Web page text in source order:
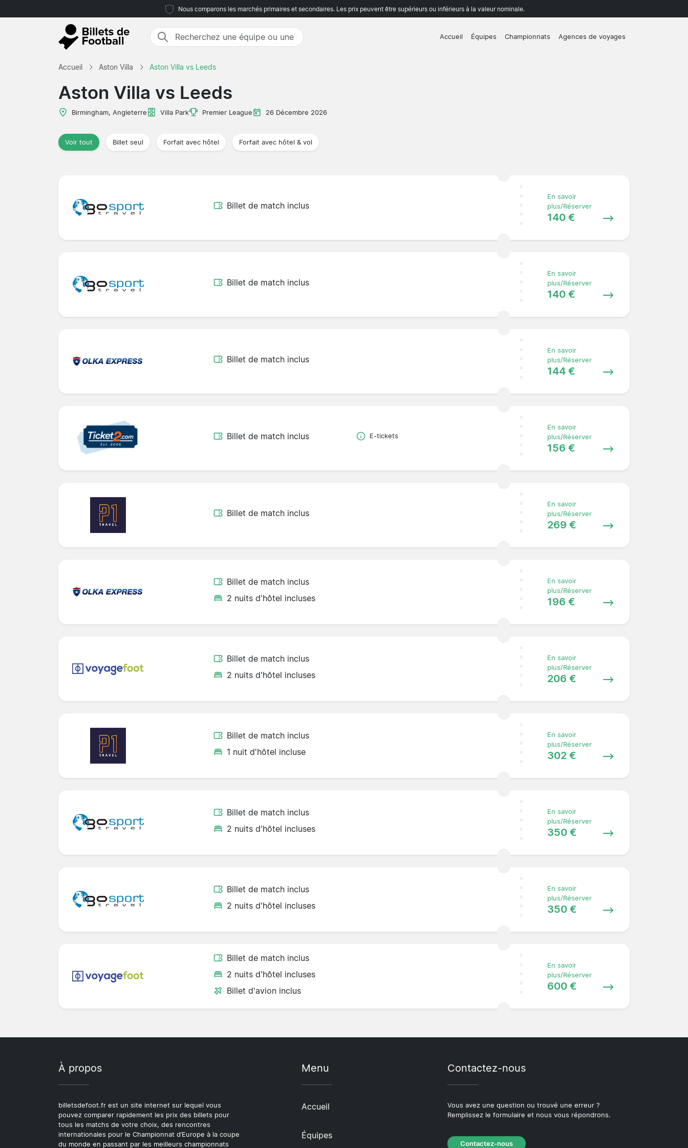
Nous comparons les marchés primaires et secondaires. Les prix peuvent être supérieurs ou inférieurs à la valeur nominale.
Accueil Équipes Championnats Agences de voyages
Accueil Aston Villa Aston Villa vs Leeds
Aston Villa vs Leeds
Birmingham, Angleterre Villa Park Premier League 26 Décembre 2026
Voir tout Billet seul Forfait avec hôtel Forfait avec hôtel & vol
Billet de match inclus
En savoir
plus/Réserver
140 €
Billet de match inclus
En savoir
plus/Réserver
140 €
Billet de match inclus
En savoir
plus/Réserver
144 €
Billet de match inclus E-tickets
En savoir
plus/Réserver
156 €
Billet de match inclus
En savoir
plus/Réserver
269 €
Billet de match inclus
2 nuits d'hôtel incluses
En savoir
plus/Réserver
196 €
Billet de match inclus
2 nuits d'hôtel incluses
En savoir
plus/Réserver
206 €
Billet de match inclus
1 nuit d'hôtel incluse
En savoir
plus/Réserver
302 €
Billet de match inclus
2 nuits d'hôtel incluses
En savoir
plus/Réserver
350 €
Billet de match inclus
2 nuits d'hôtel incluses
En savoir
plus/Réserver
350 €
Billet de match inclus
2 nuits d'hôtel incluses
Billet d'avion inclus
En savoir
plus/Réserver
600 €
À propos
billetsdefoot.fr est un site internet sur lequel vous
pouvez comparer rapidement les prix des billets pour
tous les matchs de votre choix, des rencontres
internationales pour le Championnat d’Europe à la coupe
du monde en passant par les meilleurs championnats
Menu
Accueil
Équipes
Contactez-nous
Vous avez une question ou trouvé une erreur ?
Remplissez le formulaire et nous vous répondrons.
Contactez-nous